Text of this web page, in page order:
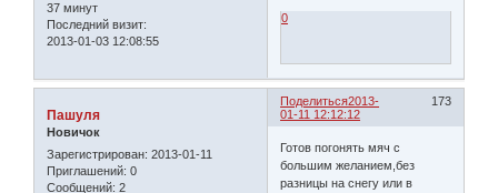
37 минут
Последний визит:
2013-01-03 12:08:55
0
Поделиться 173
2013-
01-11 12:12:12
Пашуля
Новичок
Зарегистрирован: 2013-01-11
Приглашений: 0
Сообщений: 2
Готов погонять мяч с
большим желанием,без
разницы на снегу или в